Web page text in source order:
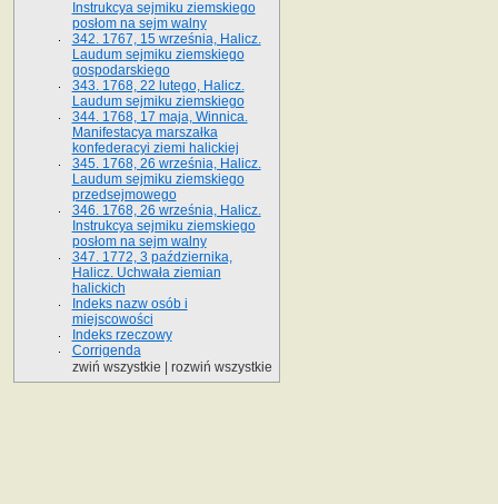
Instrukcya sejmiku ziemskiego
posłom na sejm walny
342. 1767, 15 września, Halicz.
Laudum sejmiku ziemskiego
gospodarskiego
343. 1768, 22 lutego, Halicz.
Laudum sejmiku ziemskiego
344. 1768, 17 maja, Winnica.
Manifestacya marszałka
konfederacyi ziemi halickiej
345. 1768, 26 września, Halicz.
Laudum sejmiku ziemskiego
przedsejmowego
346. 1768, 26 września, Halicz.
Instrukcya sejmiku ziemskiego
posłom na sejm walny
347. 1772, 3 października,
Halicz. Uchwała ziemian
halickich
Indeks nazw osób i
miejscowości
Indeks rzeczowy
Corrigenda
zwiń wszystkie
rozwiń wszystkie